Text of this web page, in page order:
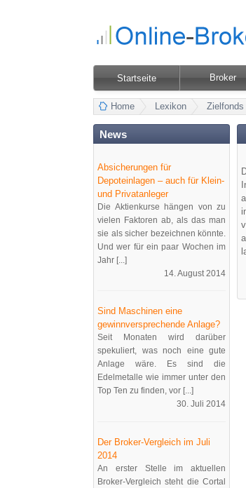
Startseite Broker
Home Lexikon Zielfonds
News
Absicherungen für
Depoteinlagen – auch für Klein-
und Privatanleger
Die Aktienkurse hängen von zu
vielen Faktoren ab, als das man
sie als sicher bezeichnen könnte.
Und wer für ein paar Wochen im
Jahr [...]
14. August 2014
Sind Maschinen eine
gewinnversprechende Anlage?
Seit Monaten wird darüber
spekuliert, was noch eine gute
Anlage wäre. Es sind die
Edelmetalle wie immer unter den
Top Ten zu finden, vor [...]
30. Juli 2014
Der Broker-Vergleich im Juli
2014
An erster Stelle im aktuellen
Broker-Vergleich steht die Cortal